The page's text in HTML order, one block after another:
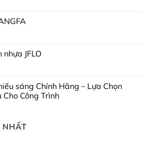
JFLO
sáng Chính Hãng – Lựa Chọn
Công Trình
NHẤT